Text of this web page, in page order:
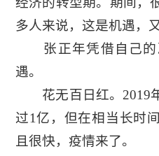
多人来说，这是机遇，
张正年凭借自己的
遇。
花无百日红。2019
过1亿，但在相当长时
且很快，疫情来了。